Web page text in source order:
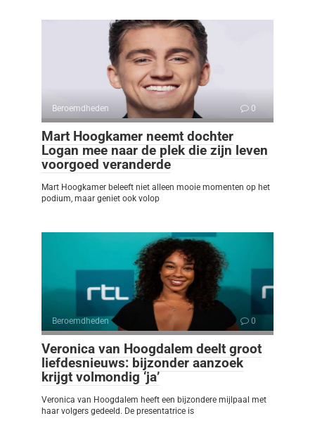
Beroemdheden 0
Mart Hoogkamer neemt dochter
Logan mee naar de plek die zijn leven
voorgoed veranderde
Mart Hoogkamer beleeft niet alleen mooie momenten op het
podium, maar geniet ook volop
Beroemdheden 0
Veronica van Hoogdalem deelt groot
liefdesnieuws: bijzonder aanzoek
krijgt volmondig ‘ja’
Veronica van Hoogdalem heeft een bijzondere mijlpaal met
haar volgers gedeeld. De presentatrice is